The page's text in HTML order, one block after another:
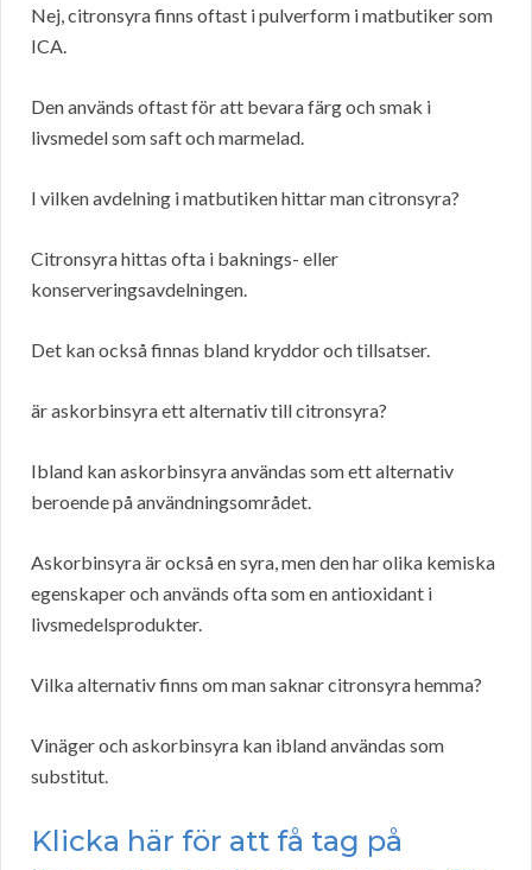
Nej, citronsyra finns oftast i pulverform i matbutiker som
ICA.
Den används oftast för att bevara färg och smak i
livsmedel som saft och marmelad.
I vilken avdelning i matbutiken hittar man citronsyra?
Citronsyra hittas ofta i baknings- eller
konserveringsavdelningen.
Det kan också finnas bland kryddor och tillsatser.
är askorbinsyra ett alternativ till citronsyra?
Ibland kan askorbinsyra användas som ett alternativ
beroende på användningsområdet.
Askorbinsyra är också en syra, men den har olika kemiska
egenskaper och används ofta som en antioxidant i
livsmedelsprodukter.
Vilka alternativ finns om man saknar citronsyra hemma?
Vinäger och askorbinsyra kan ibland användas som
substitut.
Klicka här för att få tag på